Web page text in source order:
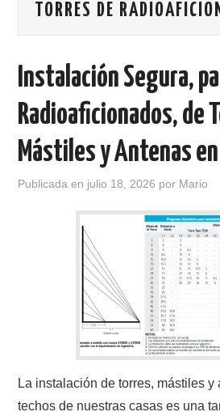
ANTENAS Y ACCESORIOS
BANDA CIVIL
CONTACTO
HISTORIA DE LA RADIO
LA PULGA MERCANTE
LITERATURA DE LA RADIO
MIEMBROS ORIGINALES
MODOS DIGITALES
TORRES DE
Instalación Segura,
Radioaficionados, de
Mástiles y Antenas
Publicada en julio 18, 2026 por Mario
La instalación de torres, mástiles y
techos de nuestras casas es una